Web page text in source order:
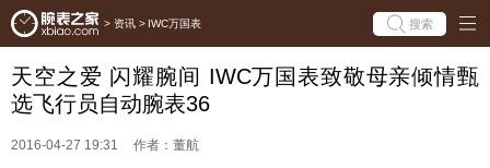
> 资讯 > IWC万国表 搜索
天空之爱 闪耀腕间 IWC万国表致敬母亲倾情甄
选飞行员自动腕表36
2016-04-27 19:31 作者：董航